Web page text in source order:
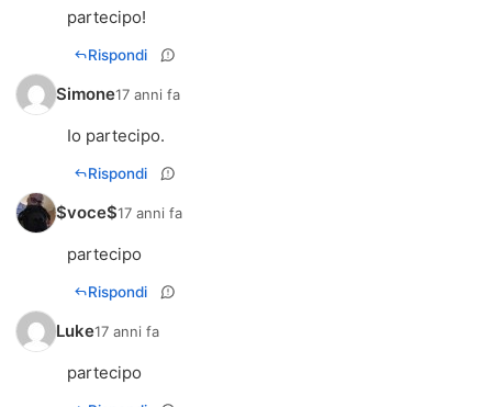
partecipo!
Rispondi
Simone17 anni fa
Io partecipo.
Rispondi
$voce$17 anni fa
partecipo
Rispondi
Luke17 anni fa
partecipo